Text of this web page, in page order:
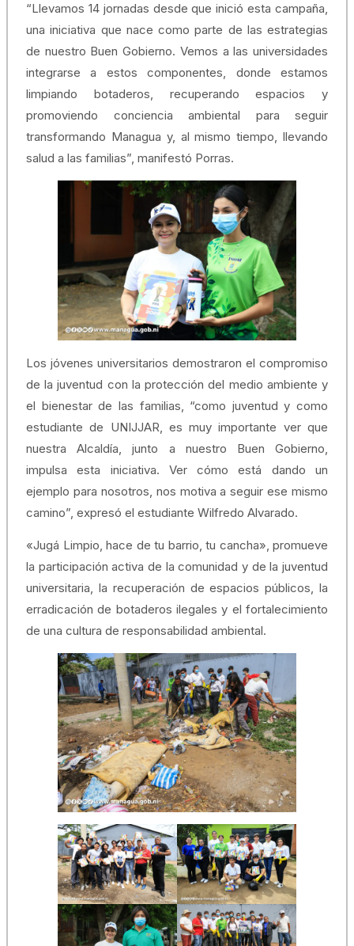
“Llevamos 14 jornadas desde que inició esta campaña,
una iniciativa que nace como parte de las estrategias
de nuestro Buen Gobierno. Vemos a las universidades
integrarse a estos componentes, donde estamos
limpiando botaderos, recuperando espacios y
promoviendo conciencia ambiental para seguir
transformando Managua y, al mismo tiempo, llevando
salud a las familias”, manifestó Porras.
Los jóvenes universitarios demostraron el compromiso
de la juventud con la protección del medio ambiente y
el bienestar de las familias, “como juventud y como
estudiante de UNIJJAR, es muy importante ver que
nuestra Alcaldía, junto a nuestro Buen Gobierno,
impulsa esta iniciativa. Ver cómo está dando un
ejemplo para nosotros, nos motiva a seguir ese mismo
camino”, expresó el estudiante Wilfredo Alvarado.
«Jugá Limpio, hace de tu barrio, tu cancha», promueve
la participación activa de la comunidad y de la juventud
universitaria, la recuperación de espacios públicos, la
erradicación de botaderos ilegales y el fortalecimiento
de una cultura de responsabilidad ambiental.